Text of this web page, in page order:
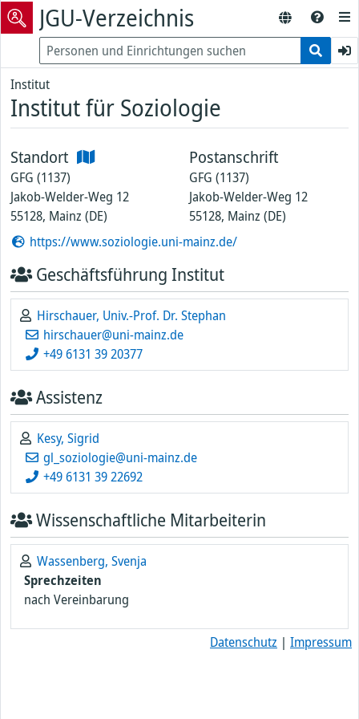
JGU-Verzeichnis
Institut
Institut für Soziologie
Standort
GFG (1137)
Jakob-Welder-Weg 12
55128, Mainz (DE)
Postanschrift
GFG (1137)
Jakob-Welder-Weg 12
55128, Mainz (DE)
https://www.soziologie.uni-mainz.de/
Geschäftsführung Institut
Hirschauer, Univ.-Prof. Dr. Stephan
hirschauer@uni-mainz.de
+49 6131 39 20377
Assistenz
Kesy, Sigrid
gl_soziologie@uni-mainz.de
+49 6131 39 22692
Wissenschaftliche Mitarbeiterin
Wassenberg, Svenja
Sprechzeiten
nach Vereinbarung
Datenschutz | Impressum